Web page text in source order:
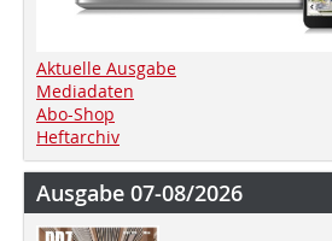
Aktuelle Ausgabe
Mediadaten
Abo-Shop
Heftarchiv
Ausgabe 07-08/2026